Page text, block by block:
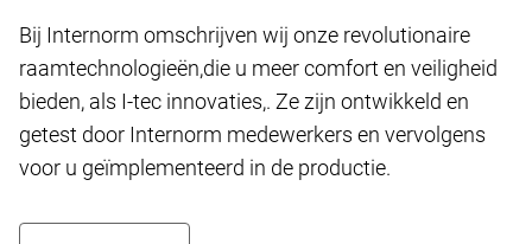
Bij Internorm omschrijven wij onze revolutionaire
raamtechnologieën,die u meer comfort en veiligheid
bieden, als I-tec innovaties,. Ze zijn ontwikkeld en
getest door Internorm medewerkers en vervolgens
voor u geïmplementeerd in de productie.